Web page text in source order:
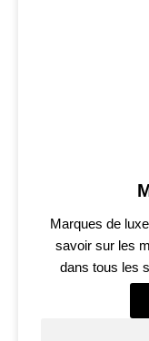
Marques de
savoir sur les
dans tous les